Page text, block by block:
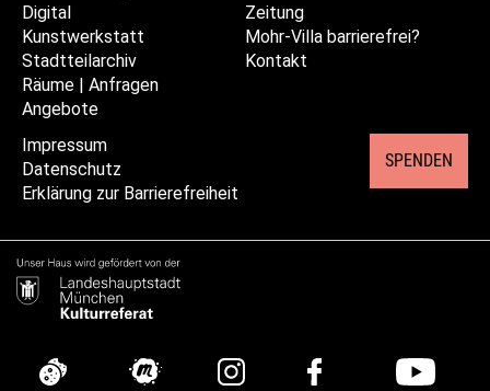
Digital
Kunstwerkstatt
Stadtteilarchiv
Räume | Anfragen
Angebote
Zeitung
Mohr-Villa barrierefrei?
Kontakt
Impressum
Datenschutz
Erklärung zur Barrierefreiheit
SPENDEN